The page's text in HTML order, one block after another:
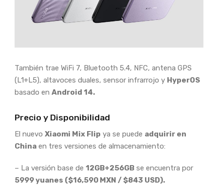
También trae WiFi 7, Bluetooth 5.4, NFC, antena GPS
(L1+L5), altavoces duales, sensor infrarrojo y HyperOS
basado en Android 14.
Precio y Disponibilidad
El nuevo Xiaomi Mix Flip ya se puede adquirir en
China en tres versiones de almacenamiento:
– La versión base de 12GB+256GB se encuentra por
5999 yuanes ($16,590 MXN / $843 USD).